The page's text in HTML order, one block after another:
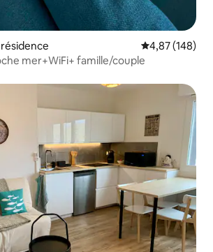
Évaluation
4,87 (148)
mer+WiFi+ famille/couple